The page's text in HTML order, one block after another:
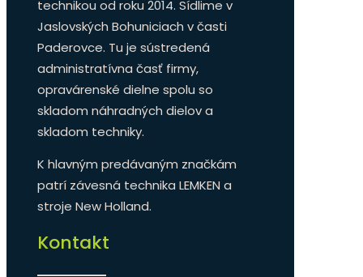
technikou od roku 2014. Sídlime v
Jaslovských Bohuniciach v časti
Paderovce. Tu je sústredená
administratívna časť firmy,
opravárenské dielne spolu so
skladom náhradných dielov a
skladom techniky.
K hlavným predávaným značkám
patrí závesná technika LEMKEN a
stroje New Holland.
Kontakt